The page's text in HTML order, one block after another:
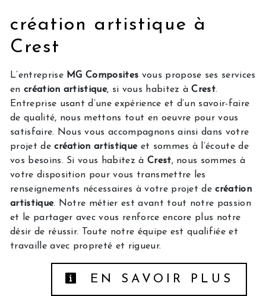
création artistique à
Crest
L’entreprise MG Composites vous propose ses services
en création artistique, si vous habitez àCrest.
Entreprise usant d’une expérience et d’un savoir-faire
de qualité, nous mettons tout en oeuvre pour vous
satisfaire. Nous vous accompagnons ainsi dans votre
projet decréation artistiqueet sommes à l’écoute de
vos besoins. Si vous habitez à Crest, nous sommes à
votre disposition pour vous transmettre les
renseignements nécessaires à votre projet decréation
artistique. Notre métier est avant tout notre passion
et le partager avec vous renforce encore plus notre
désir de réussir. Toute notre équipe est qualifiée et
travaille avec propreté et rigueur.
EN SAVOIR PLUS